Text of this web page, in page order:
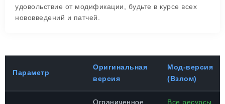
удовольствие от модификации, будьте в курсе всех
нововведений и патчей.
Параметр
Оригинальная
версия
Мод-версия
(Взлом)
Ограниченное
Все ресурсы